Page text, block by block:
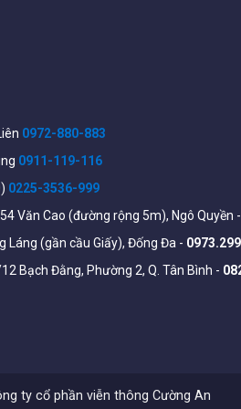
Router
xuyên
10cm
₫
10cm (tính từ vị trí lắp đến bộ
0972-880-883
0911-119-116
0225-3536-999
Văn Cao (đường rộng 5m), Ngô Quyền -
Láng (gần cầu Giấy), Đống Đa -
Bạch Đằng, Phường 2, Q. Tân Bình -
ty cổ phần viễn thông Cường An